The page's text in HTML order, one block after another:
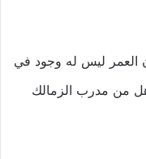
العمر ليس له وجود في
من مدرب الزمالك